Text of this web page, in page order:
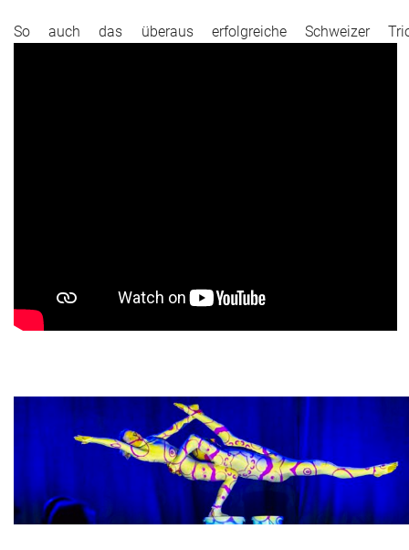
eventpower World
Sprüche
Impressum
So auch das überaus erfolgreiche Schweizer